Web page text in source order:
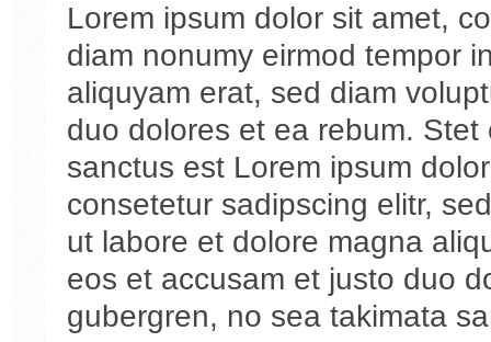
Lorem ipsum dolor sit amet,
diam nonumy eirmod tempor
aliquyam erat, sed diam
duo dolores et ea rebum.
sanctus est Lorem ipsum
consetetur sadipscing elitr,
ut labore et dolore magna
eos et accusam et justo duo
gubergren, no sea takimata